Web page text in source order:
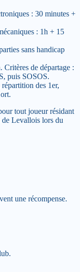
: 30 minutes +
: 1h + 15
sans handicap
Critères de départage :
puis SOSOS.
des 1er,
tout joueur résidant
de Levallois lors du
une récompense.